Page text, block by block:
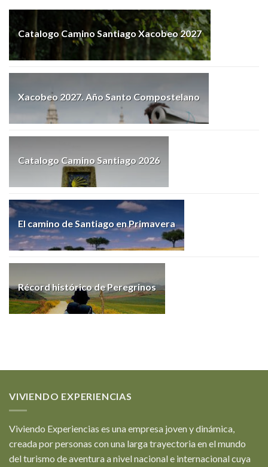
Catalogo Camino Santiago Xacobeo 2027
Xacobeo 2027. Año Santo Compostelano
Catalogo Camino Santiago 2026
El camino de Santiago en Primavera
Récord histórico de Peregrinos
VIVIENDO EXPERIENCIAS
Viviendo Experiencias es una empresa joven y dinámica,
creada por personas con una larga trayectoria en el mundo
del turismo de aventura a nivel nacional e internacional cuya